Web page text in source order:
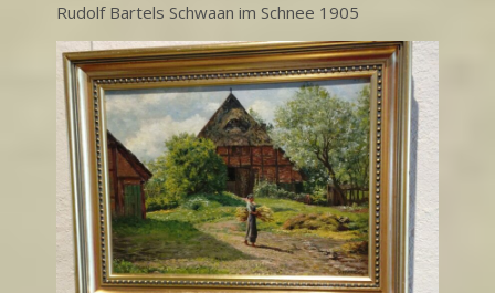
Rudolf Bartels Schwaan im Schnee 1905